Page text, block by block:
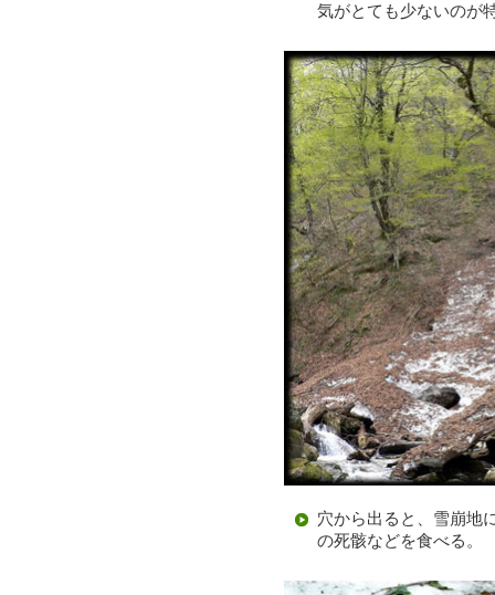
気がとても少ないのが
穴から出ると、雪崩地
の死骸などを食べる。